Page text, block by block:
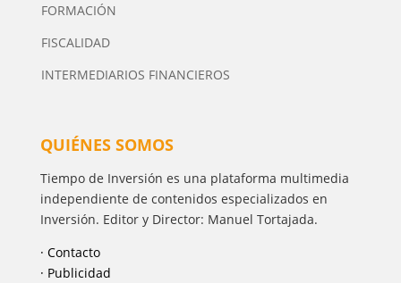
FORMACIÓN
FISCALIDAD
INTERMEDIARIOS FINANCIEROS
QUIÉNES SOMOS
Tiempo de Inversión es una plataforma multimedia
independiente de contenidos especializados en
Inversión. Editor y Director: Manuel Tortajada.
· Contacto
· Publicidad